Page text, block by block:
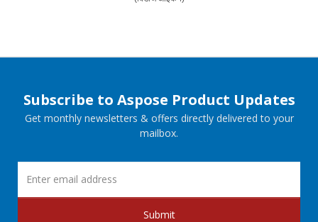
Subscribe to Aspose Product Updates
Get monthly newsletters & offers directly delivered to your
mailbox.
Submit